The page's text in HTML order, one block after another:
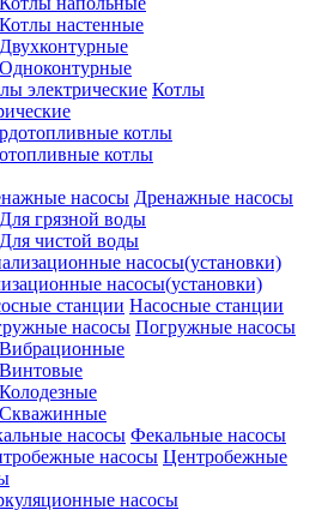
Котлы настенные
Двухконтурные
Одноконтурные
Котлы
котлы
Дренажные насосы
Для грязной воды
Для чистой воды
насосы(установки)
Насосные станции
Погружные насосы
Вибрационные
Винтовые
Колодезные
Скважинные
Фекальные насосы
Центробежные